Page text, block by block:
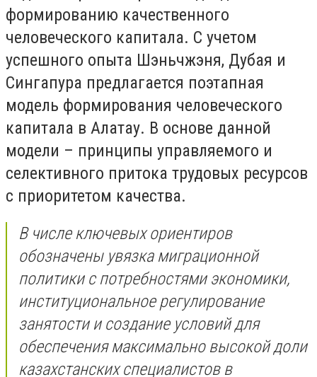
формированию качественного
человеческого капитала. С учетом
успешного опыта Шэньчжэня, Дубая и
Сингапура предлагается поэтапная
модель формирования человеческого
капитала в Алатау. В основе данной
модели – принципы управляемого и
селективного притока трудовых ресурсов
с приоритетом качества.
В числе ключевых ориентиров
обозначены увязка миграционной
политики с потребностями экономики,
институциональное регулирование
занятости и создание условий для
обеспечения максимально высокой доли
казахстанских специалистов в